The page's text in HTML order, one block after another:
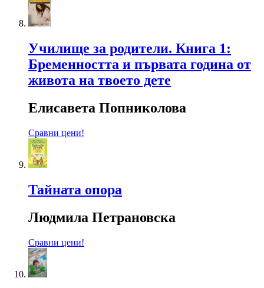
Училище за родители. Книга 1:
Бременността и първата година от
живота на твоето дете
Елисавета Попниколова
Сравни цени!
Тайната опора
Людмила Петрановска
Сравни цени!